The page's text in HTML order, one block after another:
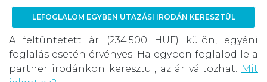
LEFOGLALOM EGYBEN UTAZÁSI IRODÁN KERESZTÜL
A feltüntetett ár (234.500 HUF) külön, egyéni
foglalás esetén érvényes. Ha egyben foglalod le a
partner irodánkon keresztül, az ár változhat.
Mit